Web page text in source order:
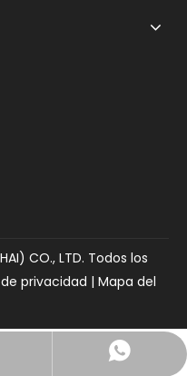
CO., LTD. Todos los
privacidad | Mapa del